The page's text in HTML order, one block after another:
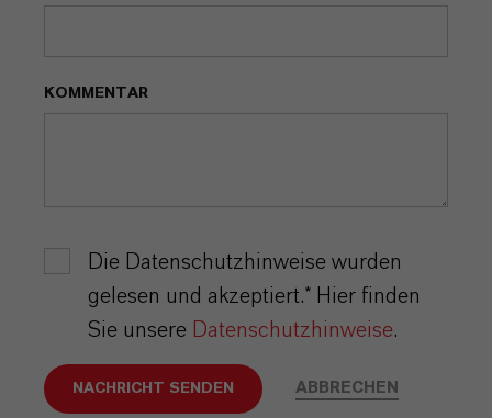
KOMMENTAR
Die Datenschutzhinweise wurden
gelesen und akzeptiert.* Hier finden
Sie unsere Datenschutzhinweise.
NACHRICHT SENDEN ABBRECHEN